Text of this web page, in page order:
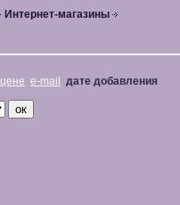
Интернет-магазины
цене e-mail дате добавления